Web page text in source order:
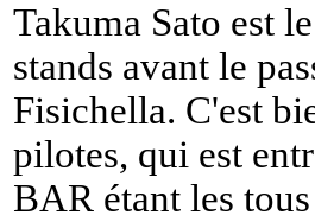
Takuma Sato est
stands avant le
Fisichella. C'est
pilotes, qui est
BAR étant les